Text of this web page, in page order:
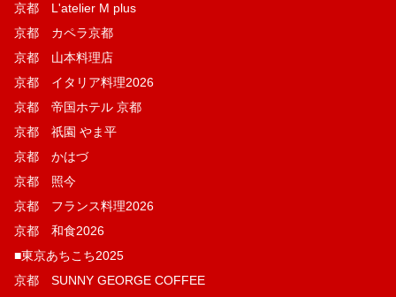
京都 L'atelier M plus
京都 カペラ京都
京都 山本料理店
京都 イタリア料理2026
京都 帝国ホテル 京都
京都 祇園 やま平
京都 かはづ
京都 照今
京都 フランス料理2026
京都 和食2026
■東京あちこち2025
京都 SUNNY GEORGE COFFEE